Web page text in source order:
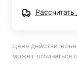
Цена
может отличаться